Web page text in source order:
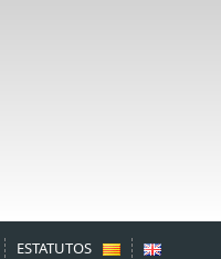
ESTATUTOS